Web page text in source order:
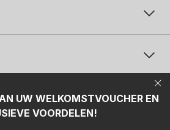
Uw
Aanmelden
Betaalwijzen
UW WELKOMSTVOUCHER EN
VOORDELEN!